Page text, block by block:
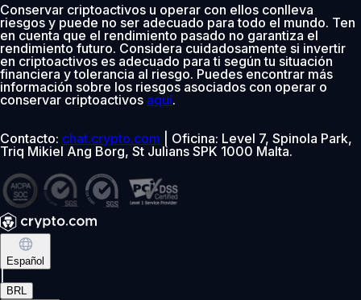
Conservar criptoactivos u operar con ellos conlleva
riesgos y puede no ser adecuado para todo el mundo. Ten
en cuenta que el rendimiento pasado no garantiza el
rendimiento futuro. Considera cuidadosamente si invertir
en criptoactivos es adecuado para ti según tu situación
financiera y tolerancia al riesgo. Puedes encontrar más
información sobre los riesgos asociados con operar o
conservar criptoactivos aquí.
Contacto: chat.crypto.com | Oficina: Level 7, Spinola Park,
Triq Mikiel Ang Borg, St Julians SPK 1000 Malta.
Español
BRL